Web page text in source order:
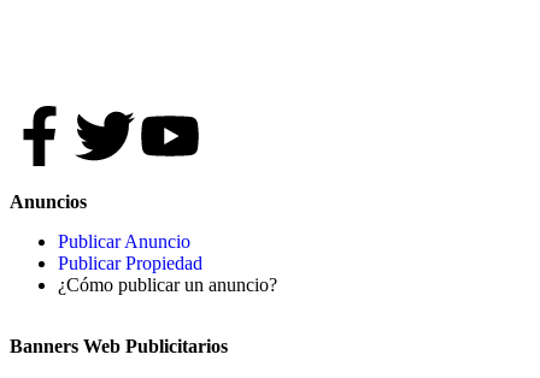
Anuncios
Publicar Anuncio
Publicar Propiedad
¿Cómo publicar un anuncio?
Banners Web Publicitarios